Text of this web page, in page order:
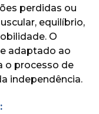
perdidas ou
equilíbrio,
O
adaptado ao
o processo de
independência.